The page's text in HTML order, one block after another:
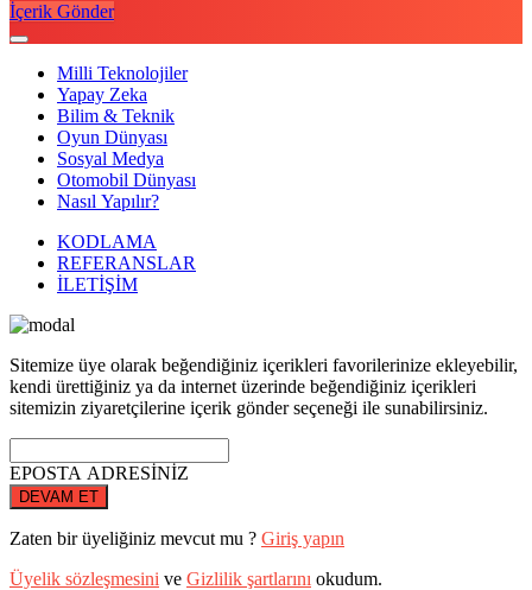
İçerik Gönder
Milli Teknolojiler
Yapay Zeka
Bilim & Teknik
Oyun Dünyası
Sosyal Medya
Otomobil Dünyası
Nasıl Yapılır?
KODLAMA
REFERANSLAR
İLETİŞİM
Sitemize üye olarak beğendiğiniz içerikleri favorilerinize ekleyebilir,
kendi ürettiğiniz ya da internet üzerinde beğendiğiniz içerikleri
sitemizin ziyaretçilerine içerik gönder seçeneği ile sunabilirsiniz.
EPOSTA ADRESİNİZ
DEVAM ET
Zaten bir üyeliğiniz mevcut mu ? Giriş yapın
Üyelik sözleşmesini ve Gizlilik şartlarını okudum.